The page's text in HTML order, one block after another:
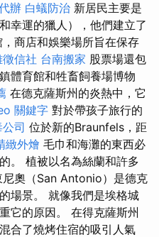
辦 白蟻防治 新居民主要是
幸運的獵人），他們建立了
商店和娛樂場所旨在保存
信社 台南搬家 股票場還包
體育館和牲畜飼養場博物
在德克薩斯州的炎熱中，它
關鍵字 對於帶孩子旅行的
司 位於新的Braunfels，距
緻外燴 毛巾和海灘的東西必
。 植被以名為絲蘭和許多
奧（San Antonio）是德克
場景。 就像我們是埃格城
它的原因。 在得克薩斯州
合了燒烤住宿的吸引人氣